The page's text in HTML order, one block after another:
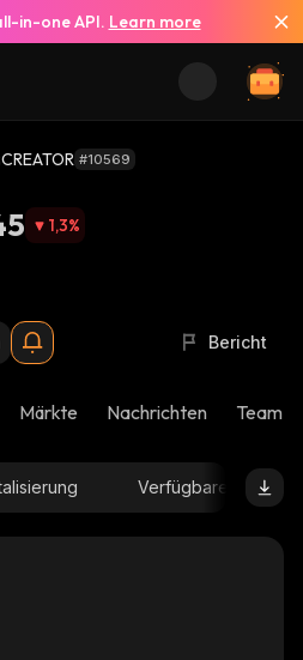
in-one API. Learn more
CREATOR #10569
1,3%
Bericht
Märkte Nachrichten Team-
Verfügbare Menge